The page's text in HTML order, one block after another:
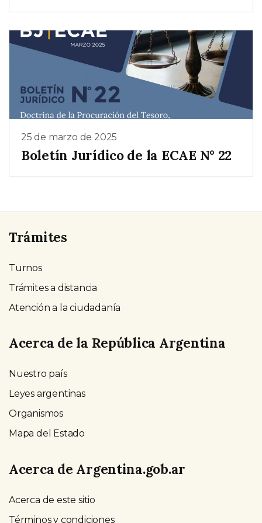
25 de marzo de 2025
Boletín Jurídico de la ECAE N° 22
Trámites
Turnos
Trámites a distancia
Atención a la ciudadanía
Acerca de la República Argentina
Nuestro país
Leyes argentinas
Organismos
Mapa del Estado
Acerca de Argentina.gob.ar
Acerca de este sitio
Términos y condiciones